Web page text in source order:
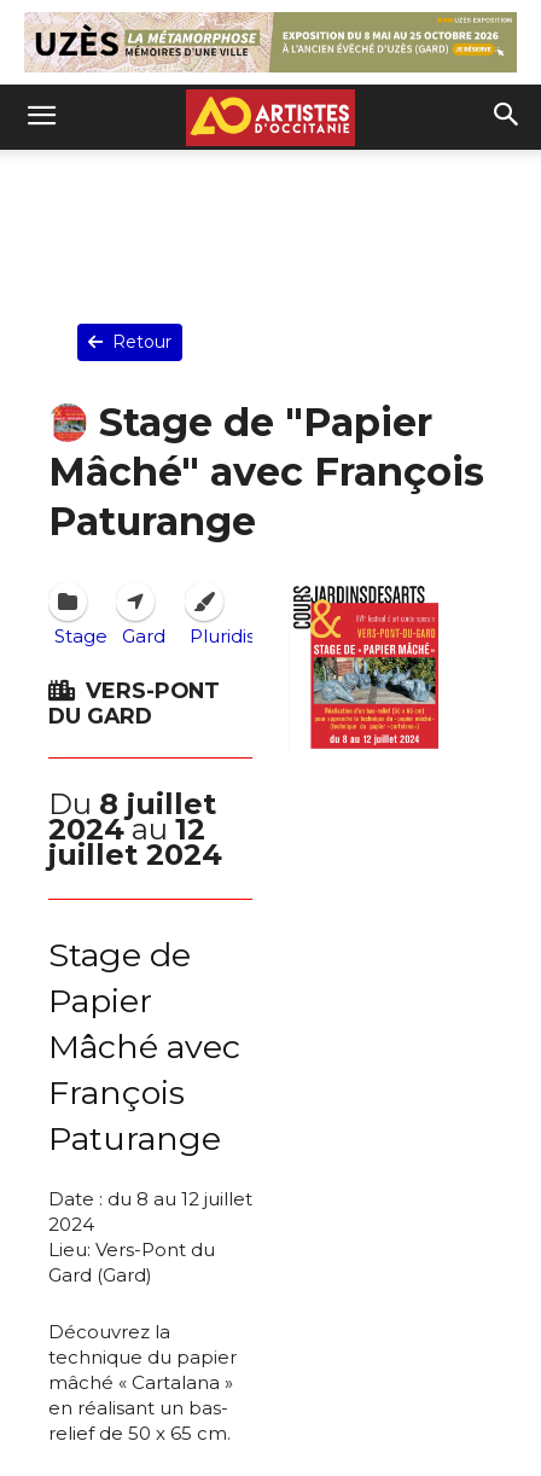
Retour
Stage de "Papier
Mâché" avec François
Paturange
Stage Gard Pluridisciplines
VERS-PONT
DU GARD
Du 8 juillet
2024au 12
juillet 2024
Stage de
Papier
Mâché avec
François
Paturange
Date : du 8 au 12 juillet
2024
Lieu: Vers-Pont du
Gard (Gard)
Découvrez la
technique du papier
mâché « Cartalana »
en réalisant un bas-
relief de 50 x 65 cm.